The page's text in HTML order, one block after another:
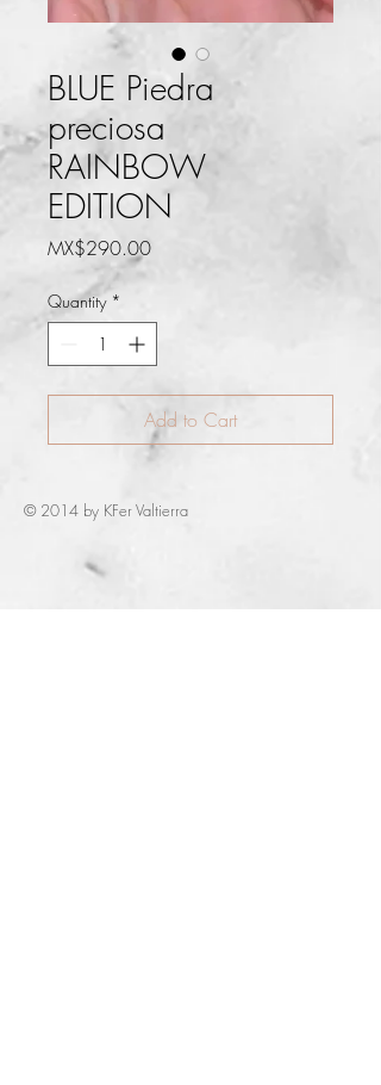
BLUE Piedra
preciosa
RAINBOW
EDITION
MX$290.00Price
Quantity *
Add to Cart
© 2014 by KFer Valtierra